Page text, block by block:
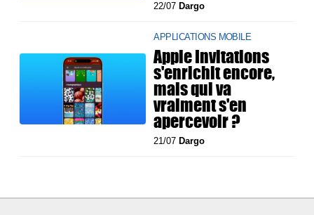
22/07 Dargo
APPLICATIONS MOBILE
Apple Invitations
s'enrichit encore,
mais qui va
vraiment s'en
apercevoir ?
21/07 Dargo